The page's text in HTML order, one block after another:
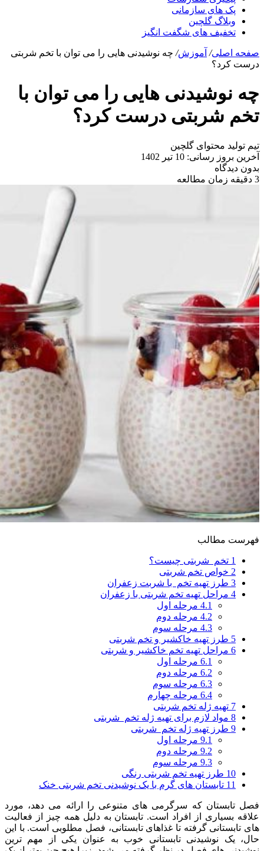
پک های سازمانی
وبلاگ گلچین
تخفیف های شگفت انگیز
صفحه اصلی/ آموزش/ چه نوشیدنی هایی را می توان با تخم شربتی
درست کرد؟
چه نوشیدنی هایی را می توان با
تخم شربتی درست کرد؟
تیم تولید محتوای گلچین
آخرین بروز رسانی: 10 تیر 1402
بدون دیدگاه
3 دقیقه زمان مطالعه
فهرست مطالب
1 تخم شربتی چیست؟
2 خواص تخم شربتی
3 طرز تهیه تخم با شربت زعفران
4 مراحل تهیه تخم شربتی با زعفران
4.1 مرحله اول
4.2 مرحله دوم
4.3 مرحله سوم
5 طرز تهیه خاکشیر و تخم شربتی
6 مراحل تهیه تخم خاکشیر و شربتی
6.1 مرحله اول
6.2 مرحله دوم
6.3 مرحله سوم
6.4 مرحله چهارم
7 تهیه ژله تخم شربتی
8 مواد لازم برای تهیه ژله تخم شربتی
9 طرز تهیه ژله تخم شربتی
9.1 مرحله اول
9.2 مرحله دوم
9.3 مرحله سوم
10 طرز تهیه تخم شربتی رنگی
11 تابستان های گرم با یک نوشیدنی تخم شربتی خنک
فصل تابستان که سرگرمی های متنوعی را ارائه می دهد، مورد
علاقه بسیاری از افراد است. تابستان به دلیل همه چیز از فعالیت
های تابستانی گرفته تا غذاهای تابستانی، فصل مطلوبی است. با این
حال، یک نوشیدنی تابستانی خوب به عنوان یکی از مهم ترین